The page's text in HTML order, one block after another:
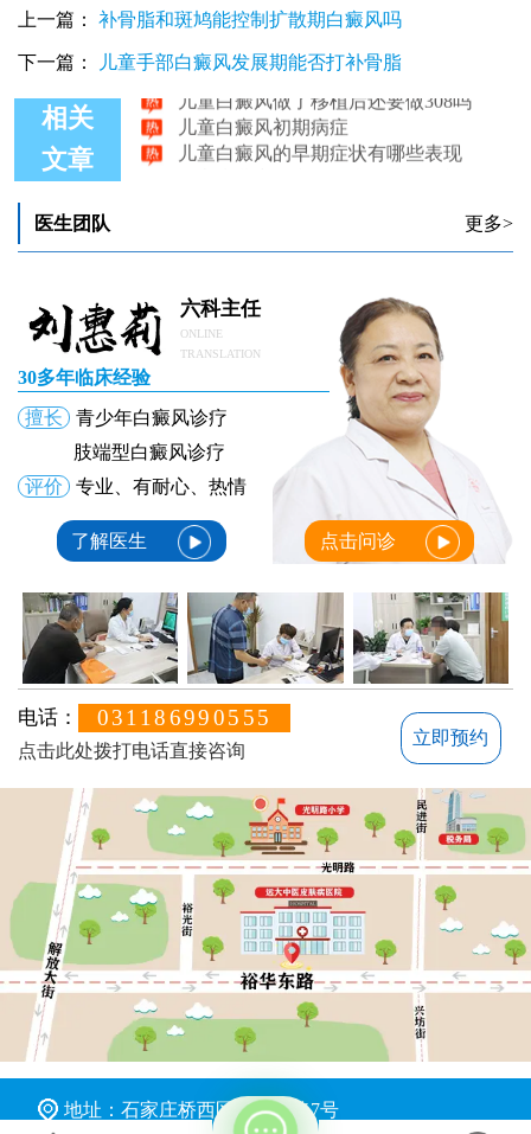
上一篇： 补骨脂和斑鸠能控制扩散期白癜风吗
下一篇： 儿童手部白癜风发展期能否打补骨脂
相关
文章
儿童白癜风初期病症
儿童白癜风的早期症状有哪些表现
石家庄儿童白癜风治疗医院怎么样
医生团队 更多>
六科主任
ONLINE
TRANSLATION
30多年临床经验
擅长
青少年白癜风诊疗
肢端型白癜风诊疗
评价
专业、有耐心、热情
了解医生 点击问诊
电话： 031186990555
点击此处拨打电话直接咨询
立即预约
地址：石家庄桥西区裕华东路7号
不方便沟通的话，可以留下您的联系方式，稍后联系您